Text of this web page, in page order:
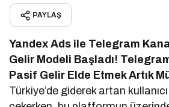
PAYLAŞ
Yandex Ads ile Telegram
Gelir Modeli Başladı!
Pasif Gelir Elde Etmek Artık
Türkiye’de giderek artan